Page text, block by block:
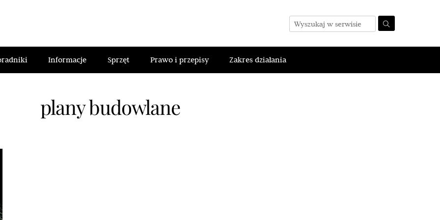
Informacje Sprzęt Prawo i przepisy Zakres działania
plany budowlane